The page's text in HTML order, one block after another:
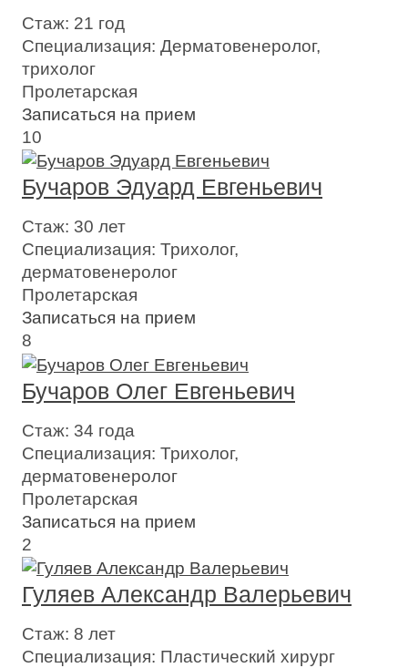
Стаж: 21 год
Специализация: Дерматовенеролог,
трихолог
Пролетарская
Записаться на прием
10
Бучаров Эдуард Евгеньевич
Стаж: 30 лет
Специализация: Трихолог,
дерматовенеролог
Пролетарская
Записаться на прием
8
Бучаров Олег Евгеньевич
Стаж: 34 года
Специализация: Трихолог,
дерматовенеролог
Пролетарская
Записаться на прием
2
Гуляев Александр Валерьевич
Стаж: 8 лет
Специализация: Пластический хирург